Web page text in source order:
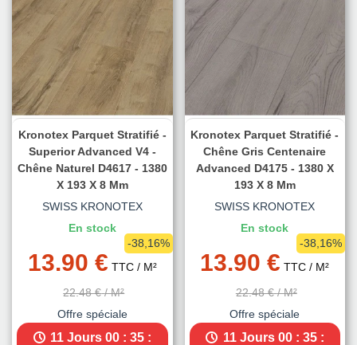
Kronotex Parquet Stratifié -
Superior Advanced V4 -
Chêne Naturel D4617 - 1380
X 193 X 8 Mm
SWISS KRONOTEX
En stock
13.90 € TTC/ M²
22.48 € / M²
-38,16%
Offre spéciale
11 Jours00 : 35 :
Kronotex Parquet Stratifié -
Chêne Gris Centenaire
Advanced D4175 - 1380 X
193 X 8 Mm
SWISS KRONOTEX
En stock
13.90 € TTC / M²
22.48 € / M²
-38,16%
Offre spéciale
11 Jours 00 : 35 :